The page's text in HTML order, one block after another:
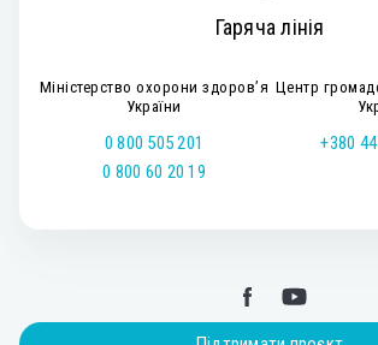
Гаряча лінія
Міністерство охорони здоров’я
України
0 800 505 201
0 800 60 20 19
Центр
+380